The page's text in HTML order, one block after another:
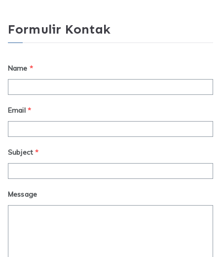
Formulir Kontak
Name *
Email *
Subject *
Message